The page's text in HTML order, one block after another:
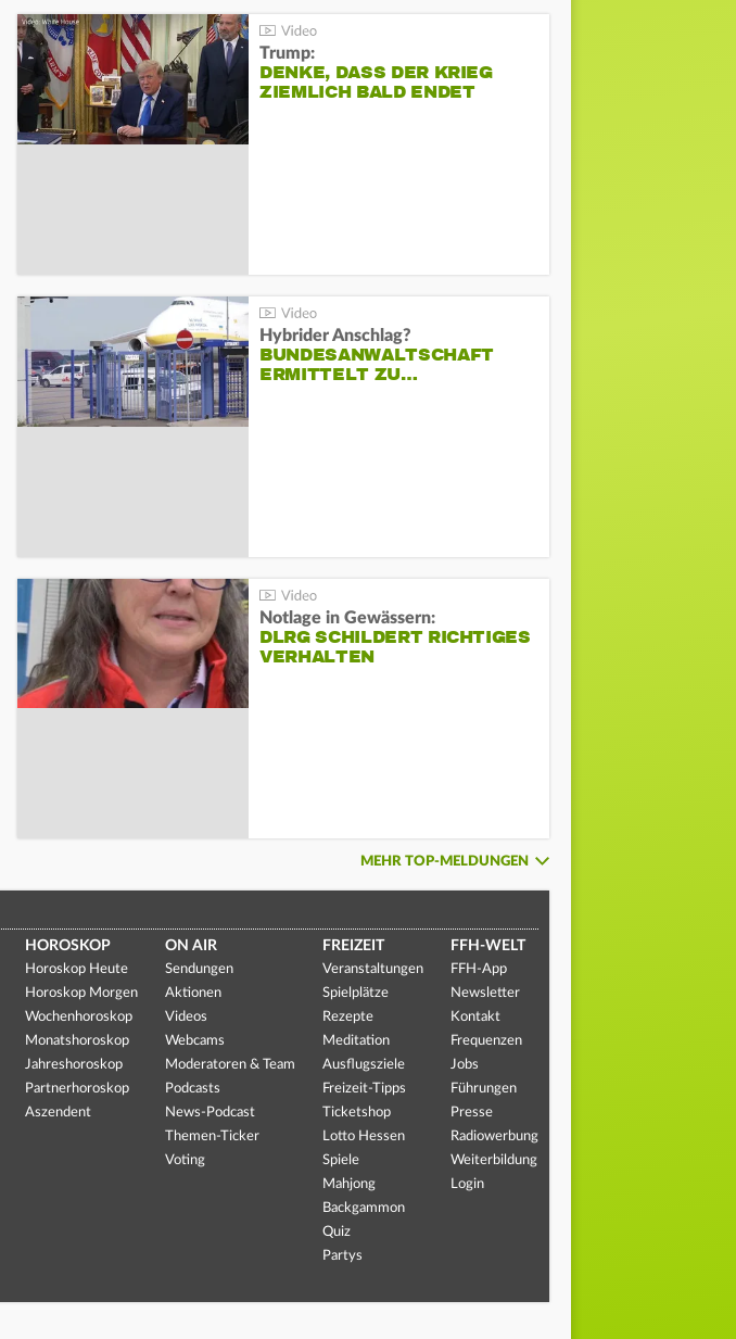
Trump:
DENKE, DASS DER KRIEG
ZIEMLICH BALD ENDET
Hybrider Anschlag?
BUNDESANWALTSCHAFT
ERMITTELT ZU…
Notlage in Gewässern:
DLRG SCHILDERT RICHTIGES
VERHALTEN
MEHR TOP-MELDUNGEN
HOROSKOP
Horoskop Heute
Horoskop Morgen
Wochenhoroskop
Monatshoroskop
Jahreshoroskop
Partnerhoroskop
Aszendent
ON AIR
Sendungen
Aktionen
Videos
Webcams
Moderatoren & Team
Podcasts
News-Podcast
Themen-Ticker
Voting
FREIZEIT
Veranstaltungen
Spielplätze
Rezepte
Meditation
Ausflugsziele
Freizeit-Tipps
Ticketshop
Lotto Hessen
Spiele
Mahjong
Backgammon
Quiz
Partys
FFH-WELT
FFH-App
Newsletter
Kontakt
Frequenzen
Jobs
Führungen
Presse
Radiowerbung
Weiterbildung
Login